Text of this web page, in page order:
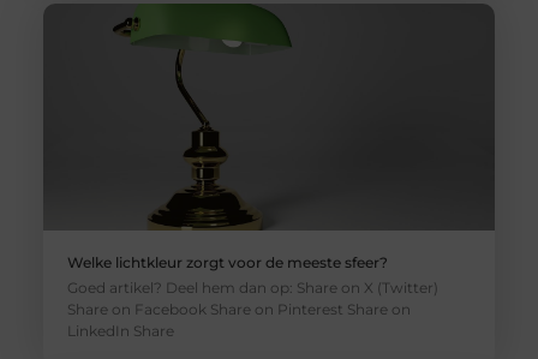
Welke lichtkleur zorgt voor de meeste sfeer?
Goed artikel? Deel hem dan op: Share on X (Twitter)
Share on Facebook Share on Pinterest Share on
LinkedIn Share